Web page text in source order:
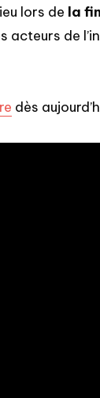
lors de la
acteurs de
dès